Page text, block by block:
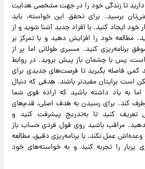
دارید تا زندگی خود را در جهت مشخصی هدایت
برسید. برای تحقق این خواسته، باید
خود ایجاد کنید. با افراد جدید آشنا شوید و از
مطالعه خود را افزایش دهید و با تمرکز بر
برنامه‌ریزی کنید. مسیری طولانی اما پر از
پس با چشمان باز پیش بروید. در روابط
کمی فاصله بگیرید تا فرصت‌های جدیدی برای
است برایتان مفیدتر باشند. هدفی که دنبال
به یاد داشته باشید که اراده قوی شما
کند. برای رسیدن به هدف اصلی، قدم‌های
تعریف کنید تا به‌تدریج پیشرفت کنید و
مراقب باشید روی قول فردی حساب باز
عمل نکند. با برنامه‌ریزی دقیق، مطالعه
پربار را تجربه کنید و به خواسته‌های خود